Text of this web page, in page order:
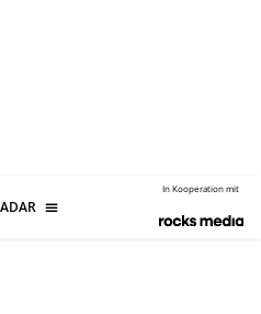
In Kooperation mit